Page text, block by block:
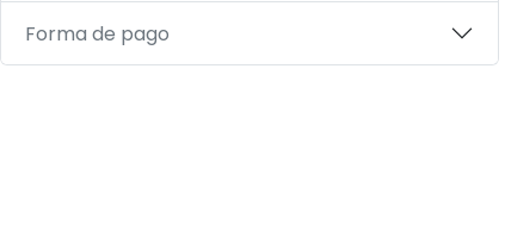
Forma de pago